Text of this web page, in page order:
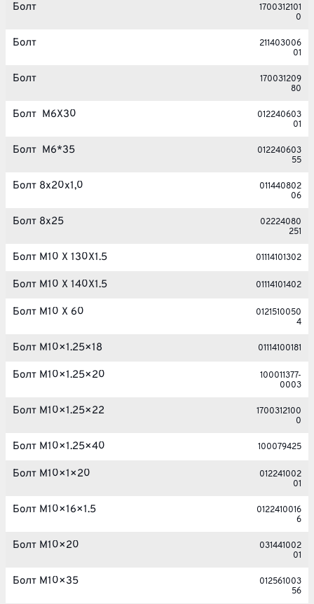
Болт
1700312101
0
Болт
211403006
01
Болт
170031209
80
Болт M6X30
012240603
01
Болт М6*35
012240603
55
Болт 8x20x1,0
011440802
06
Болт 8x25
02224080
251
Болт M10 X 130X1.5 01114101302
Болт M10 X 140X1.5 01114101402
Болт M10 X 60
0121510050
4
Болт M10×1.25×18 01114100181
Болт M10×1.25×20
100011377-
0003
Болт M10×1.25×22
1700312100
0
Болт M10×1.25×40 100079425
Болт M10×1×20
012241002
01
Болт M10×16×1.5
0122410016
6
Болт M10×20
031441002
01
Болт M10×35
012561003
56